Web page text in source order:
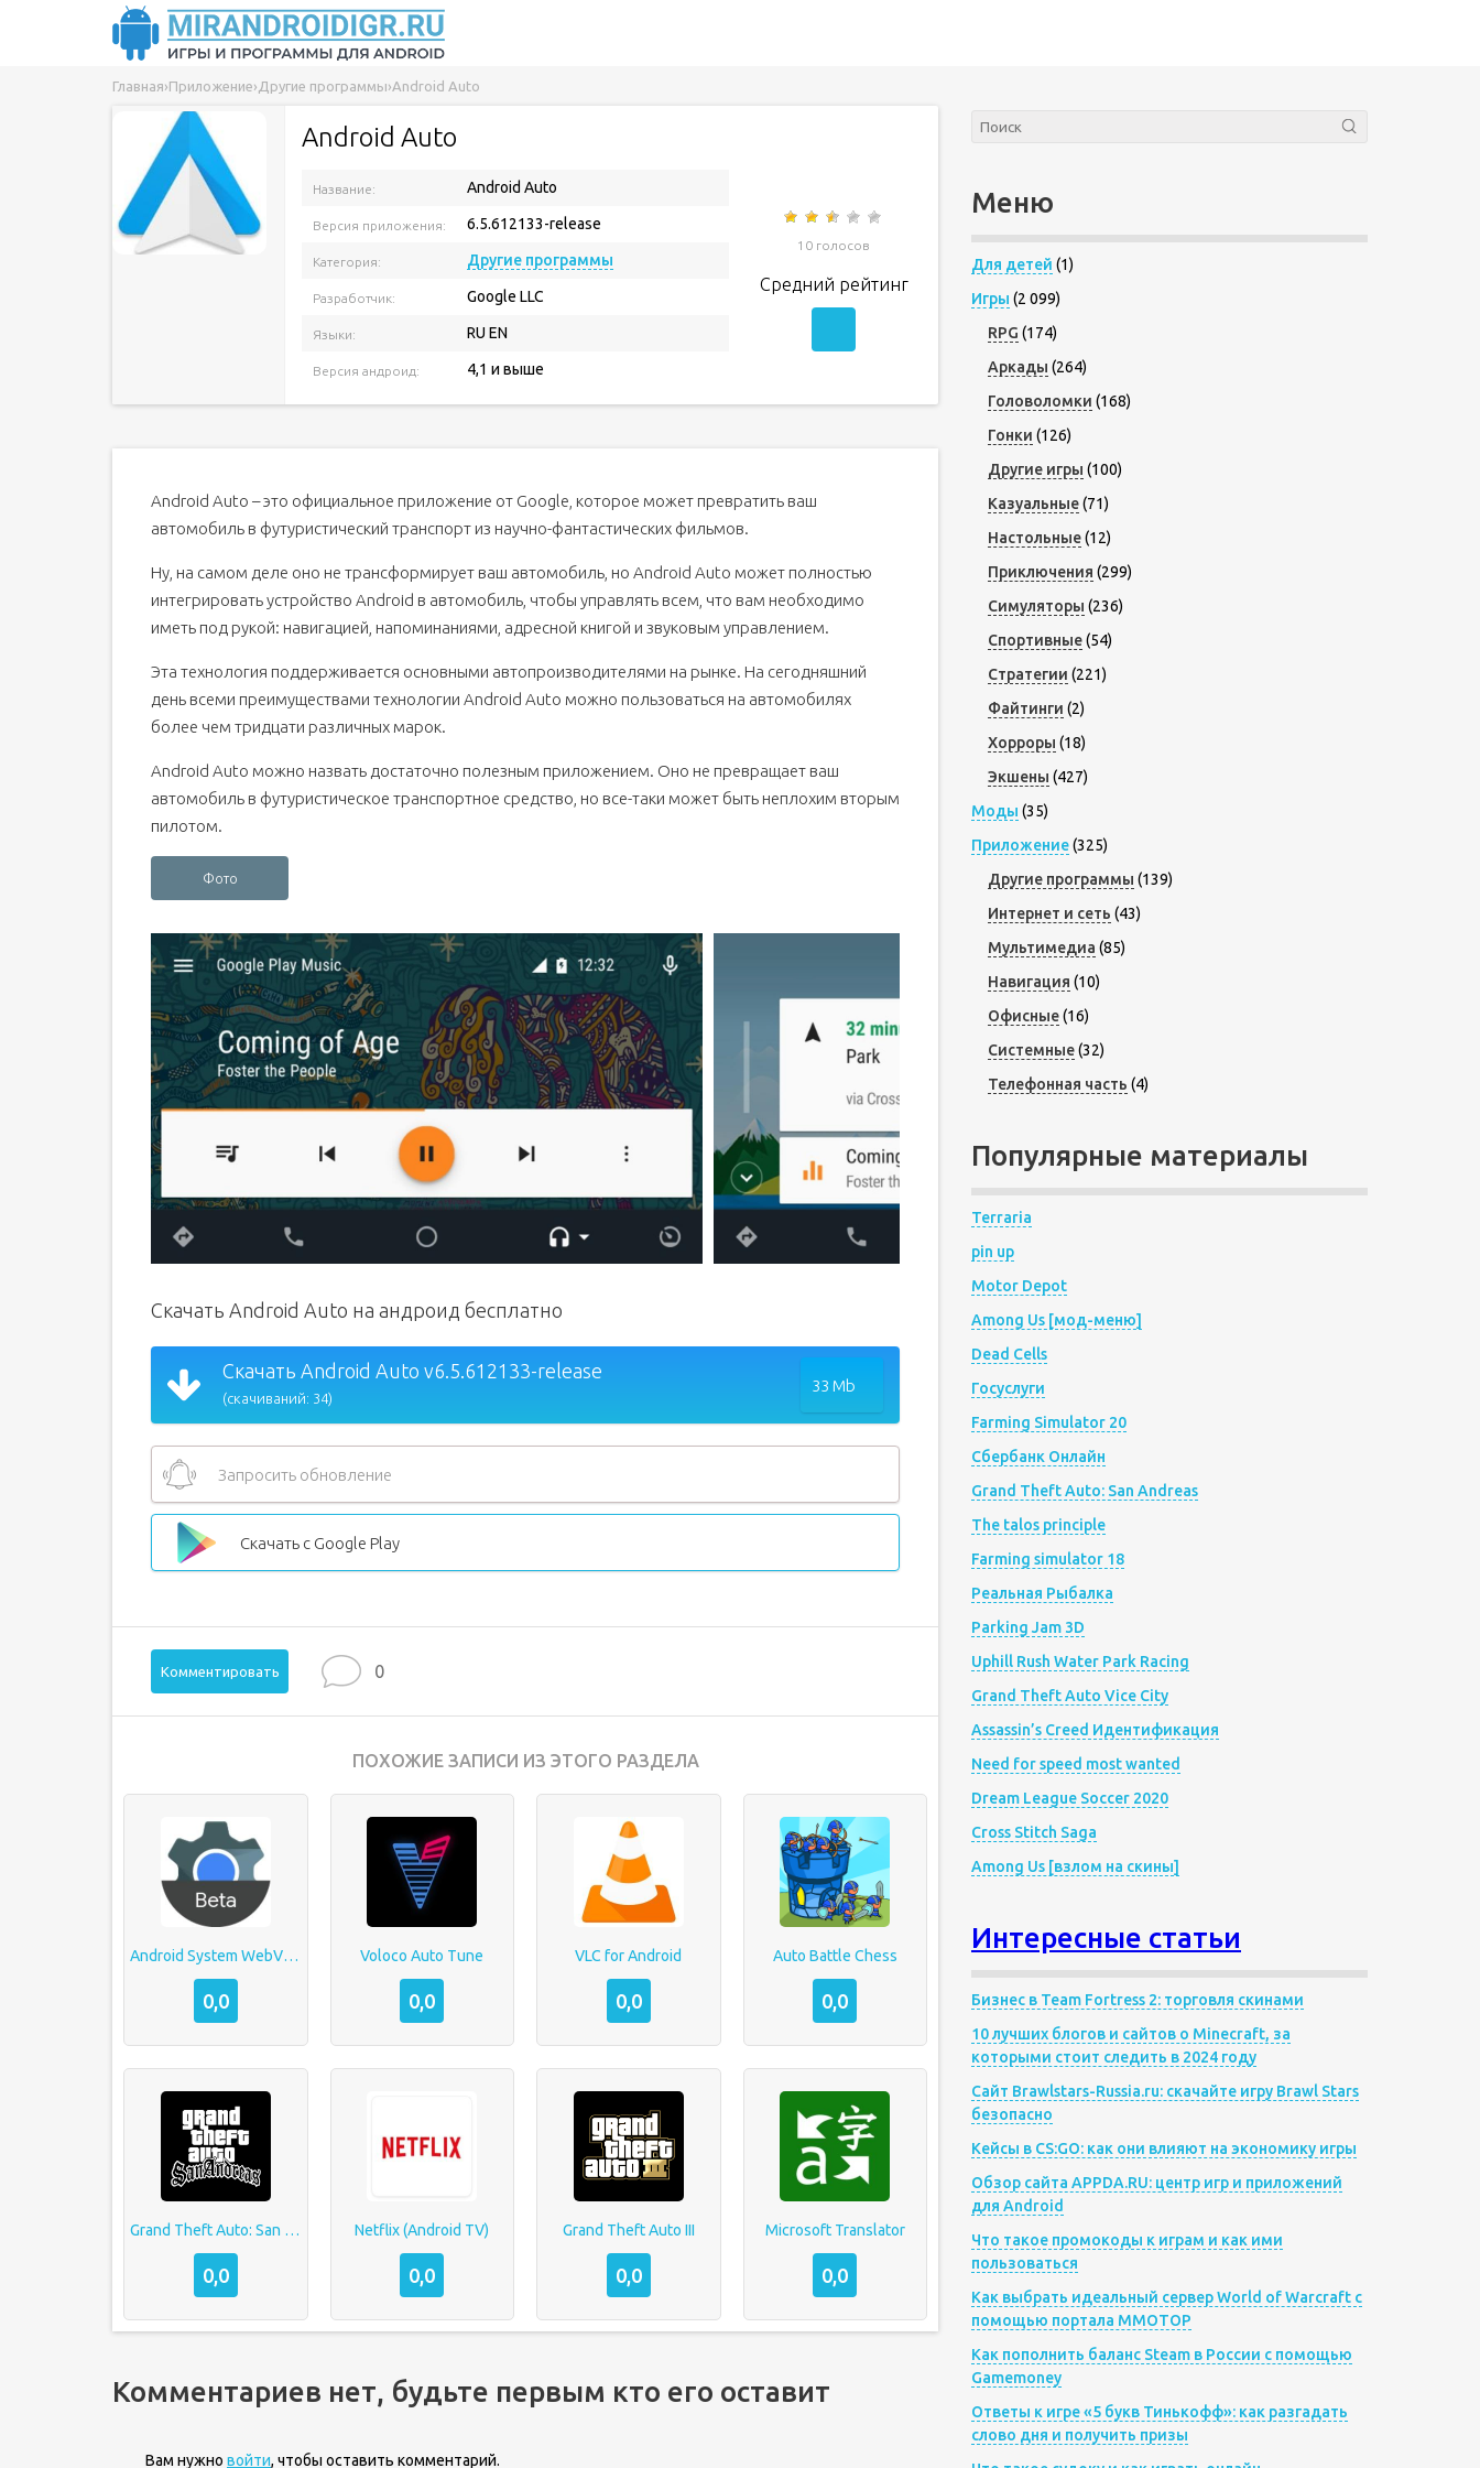
Главная›Приложение› Другие программы›Android Auto
Android Auto
Название: Android Auto
Версия приложения: 6.5.612133-release
Категория: Другие программы
Разработчик: Google LLC
Языки: RU EN
Версия андроид: 4,1 и выше
10 голосов
Средний рейтинг
Android Auto – это официальное приложение от Google, которое может превратить ваш
автомобиль в футуристический транспорт из научно-фантастических фильмов.
Ну, на самом деле оно не трансформирует ваш автомобиль, но Android Auto может полностью
интегрировать устройство Android в автомобиль, чтобы управлять всем, что вам необходимо
иметь под рукой: навигацией, напоминаниями, адресной книгой и звуковым управлением.
Эта технология поддерживается основными автопроизводителями на рынке. На сегодняшний
день всеми преимуществами технологии Android Auto можно пользоваться на автомобилях
более чем тридцати различных марок.
Android Auto можно назвать достаточно полезным приложением. Оно не превращает ваш
автомобиль в футуристическое транспортное средство, но все-таки может быть неплохим вторым
пилотом.
Фото
Скачать Android Auto на андроид бесплатно
Скачать Android Auto v6.5.612133-release
(скачиваний: 34)
33 Mb
Запросить обновление
Скачать с Google Play
Комментировать 0
ПОХОЖИЕ ЗАПИСИ ИЗ ЭТОГО РАЗДЕЛА
Android System WebView
0,0
Voloco Auto Tune
0,0
VLC for Android
0,0
Auto Battle Chess
0,0
Grand Theft Auto: San Andreas
0,0
Netflix (Android TV)
0,0
Grand Theft Auto III
0,0
Microsoft Translator
0,0
Комментариев нет, будьте первым кто его оставит
Вам нужно войти, чтобы оставить комментарий.
Меню
Для детей (1)
Игры (2 099)
RPG (174)
Аркады (264)
Головоломки (168)
Гонки (126)
Другие игры (100)
Казуальные(71)
Настольные(12)
Приключения (299)
Симуляторы (236)
Спортивные(54)
Стратегии (221)
Файтинги (2)
Хорроры (18)
Экшены (427)
Моды (35)
Приложение(325)
Другие программы (139)
Интернет и сеть (43)
Мультимедиа (85)
Навигация (10)
Офисные(16)
Системные(32)
Телефонная часть (4)
Популярные материалы
Terraria
pin up
Motor Depot
Among Us [мод-меню]
Dead Cells
Госуслуги
Farming Simulator 20
Сбербанк Онлайн
Grand Theft Auto: San Andreas
The talos principle
Farming simulator 18
Реальная Рыбалка
Parking Jam 3D
Uphill Rush Water Park Racing
Grand Theft Auto Vice City
Assassin’s Creed Идентификация
Need for speed most wanted
Dream League Soccer 2020
Cross Stitch Saga
Among Us [взлом на скины]
Интересные статьи
Бизнес в Team Fortress 2: торговля скинами
10 лучших блогов и сайтов о Minecraft, за
которыми стоит следить в 2024 году
Сайт Brawlstars-Russia.ru: скачайте игру Brawl Stars
безопасно
Кейсы в CS:GO: как они влияют на экономику игры
Обзор сайта APPDA.RU: центр игр и приложений
для Android
Что такое промокоды к играм и как ими
пользоваться
Как выбрать идеальный сервер World of Warcraft с
помощью портала MMOTOP
Как пополнить баланс Steam в России с помощью
Gamemoney
Ответы к игре «5 букв Тинькофф»: как разгадать
слово дня и получить призы